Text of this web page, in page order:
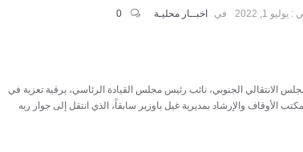
: يوليو 1, 2022 في اخبــار محليـة 0
الانتقالي الجنوبي، نائب رئيس مجلس القيادة الرئاسي، برقية تعزية في
الأوقاف والإرشاد بمديرية غيل باوزير سابقاً، الذي انتقل إلى جوار ربه